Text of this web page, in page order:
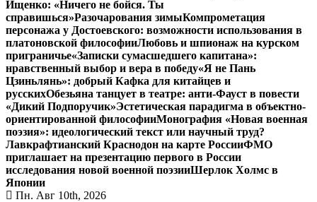
Ищенко: «Ничего не бойся. Ты
справишься»Разочарования зимыКомпрометация
персонажа у Достоевского: возможности использования в
платоновской философииЛюбовь и шпионаж на курском
приграничье«Записки сумасшедшего капитана»:
нравственный выбор и вера в победу«Я не Пань
Цзиньлянь»: добрый Кафка для китайцев и
русскихОбезьяна танцует в театре: анти-Фауст в повести
«Дикий Подпоручик»Эстетическая парадигма в объектно-
ориентированной философииМонография «Новая военная
поэзия»: идеологический текст или научный труд?
Лавкрафтианский Краснодон на карте РоссииФМО
приглашает на презентацию первого в России
исследования новой военной поэзииШерлок Холмс в
Японии
Пн. Авг 10th, 2026